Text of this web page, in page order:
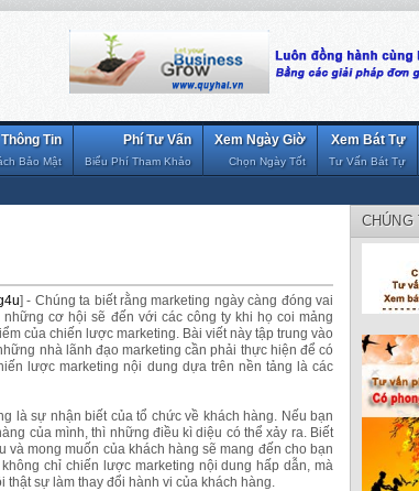
Xem Bát Tự
Tư Vấn Bát Tự
Xem Ngày Giờ
Chọn Ngày Tốt
Phí Tư Vấn
Biểu Phí Tham Khảo
Thông Tin
Bảo Mật
] - Chúng ta biết rằng marketing ngày càng đóng vai
những cơ hội sẽ đến với các công ty khi họ coi mảng
của chiến lược marketing. Bài viết này tập trung vào
nhà lãnh đạo marketing cần phải thực hiện để có
lược marketing nội dung dựa trên nền tảng là các
là sự nhận biết của tổ chức về khách hàng. Nếu bạn
của mình, thì những điều kì diệu có thể xảy ra. Biết
và mong muốn của khách hàng sẽ mang đến cho bạn
chỉ chiến lược marketing nội dung hấp dẫn, mà
thật sự làm thay đổi hành vi của khách hàng.
CHÚNG